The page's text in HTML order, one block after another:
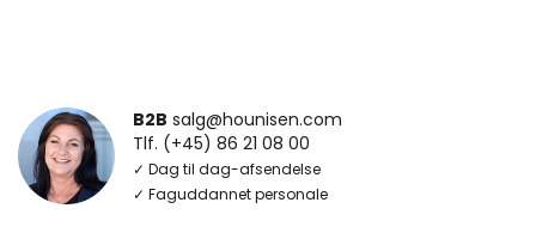
B2B salg@hounisen.com
Tlf. (+45) 86 21 08 00
✓ Dag til dag-afsendelse
✓ Faguddannet personale